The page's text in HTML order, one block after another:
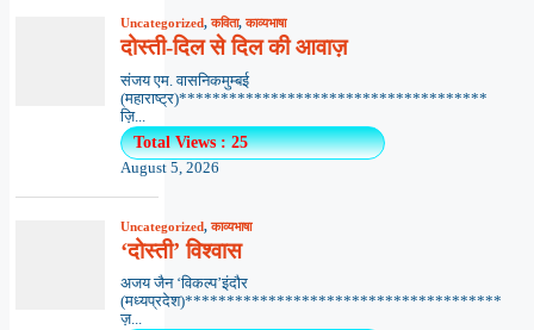
Uncategorized,कविता,काव्यभाषा
दोस्ती-दिल से दिल की आवाज़
संजय एम. वासनिकमुम्बई
(महाराष्ट्र)*************************************
ज़ि...
Total Views : 25
August 5, 2026
Uncategorized,काव्यभाषा
‘दोस्ती’ विश्वास
अजय जैन ‘विकल्प’इंदौर
(मध्यप्रदेश)**************************************
ज़...